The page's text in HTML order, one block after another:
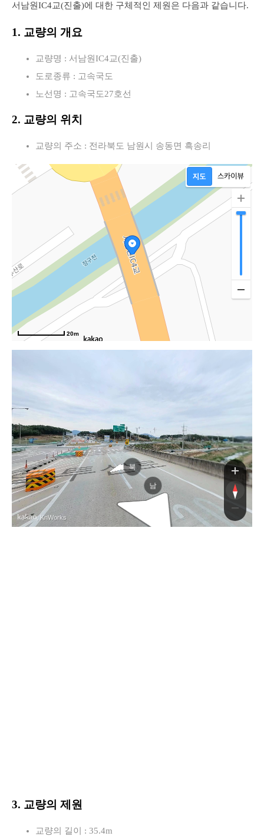
서남원IC4교(진출)에 대한 구체적인 제원은 다음과 같습니다.
1. 교량의 개요
교량명 : 서남원IC4교(진출)
도로종류 : 고속국도
노선명 : 고속국도27호선
2. 교량의 위치
교량의 주소 : 전라북도 남원시 송동면 흑송리
20m
산로
북
남
, KnWorks
3. 교량의 제원
교량의 길이 : 35.4m